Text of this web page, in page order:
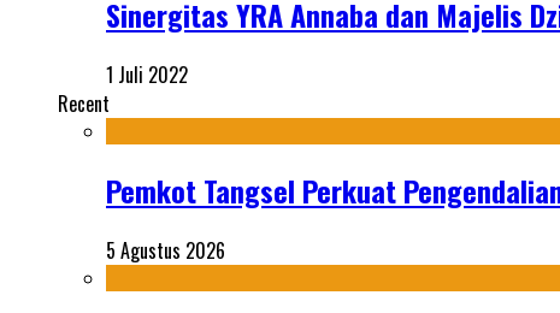
Sinergitas YRA Annaba dan Majelis
1 Juli 2022
Recent
Pemkot Tangsel Perkuat
5 Agustus 2026